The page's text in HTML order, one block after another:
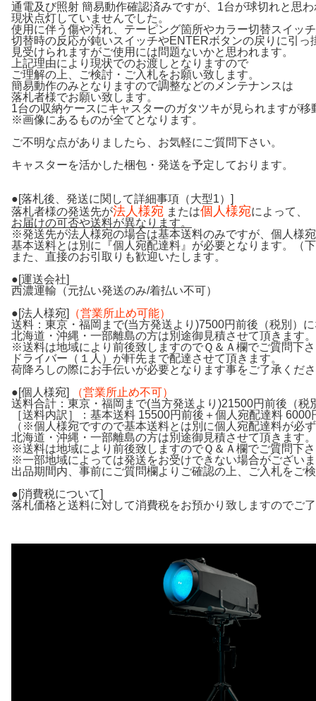
通電及び照射 簡易動作確認済みですが、1台が球切れと思
現状点灯していませんでした。
使用に伴う傷や汚れ、テーピング箇所やカラー切替スイッ
切替時の反応が鈍いスイッチやENTERボタンの戻りに引っ
見受けられますがご使用には問題ないかと思われます。
上記理由により現状でのお渡しとなりますので
ご理解の上、ご検討・ご入札をお願い致します。
簡易動作のみとなりますので調整などのメンテナンスは
落札者様でお願い致します。
1台の収納ケースにキャスターのガタツキが見られますが移
※画像にあるものが全てとなります。
ご不明な点がありましたら、お気軽にご質問下さい。
キャスターを活かした梱包・発送を予定しております。
●[落札後、発送に関して詳細事項（大型1）]
落札者様の発送先が法人様宛 または個人様宛によって、
お届けの可否や送料が異なります。
※発送先が法人様宛の場合は基本送料のみですが、個人様
基本送料とは別に『個人宛配達料』が必要となります。（
また、直接のお引取りも歓迎いたします。
●[運送会社]
西濃運輸（元払い発送のみ/着払い不可）
●[法人様宛]
（営業所止め可能）
送料：東京・福岡まで(当方発送より)7500円前後（税別）
北海道・沖縄・一部離島の方は別途御見積させて頂きます。
※送料は地域により前後致しますのでＱ＆Ａ欄でご質問下
ドライバー（１人）が軒先まで配達させて頂きます。
荷降ろしの際にお手伝いが必要となります事をご了承くだ
●[個人様宛]
（営業所止め不可）
送料合計：東京・福岡まで(当方発送より)21500円前後（税
［送料内訳］：基本送料 15500円前後＋個人宛配達料 6000
（※個人様宛ですので基本送料とは別に個人宛配達料が必
北海道・沖縄・一部離島の方は別途御見積させて頂きます。
※送料は地域により前後致しますのでＱ＆Ａ欄でご質問下
※一部地域によっては発送をお受けできない場合がござい
出品期間内、事前にご質問欄よりご確認の上、ご入札をご
●[消費税について]
落札価格と送料に対して消費税をお預かり致しますのでご